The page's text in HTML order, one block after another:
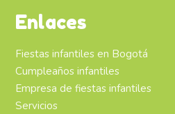
Enlaces
Fiestas infantiles en Bogotá
Cumpleaños infantiles
Empresa de fiestas infantiles
Servicios